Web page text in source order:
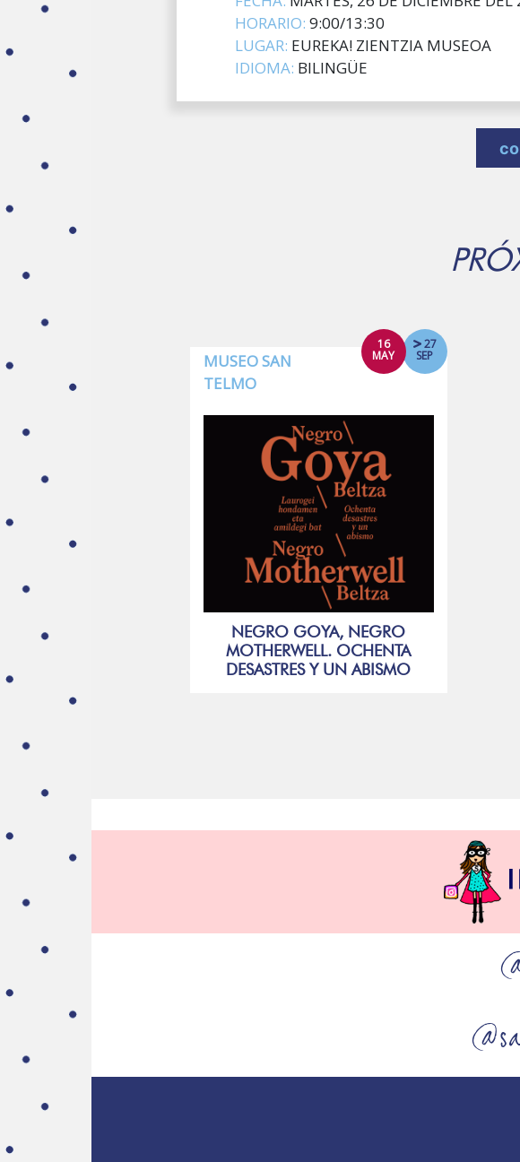
HORARIO: 9:00/13:30
LUGAR: EUREKA! ZIENTZIA MUSEOA
IDIOMA: BILINGÜE
16
MAY
27
SEP
MUSEO SAN
TELMO
NEGRO GOYA, NEGRO
MOTHERWELL. OCHENTA
DESASTRES Y UN ABISMO